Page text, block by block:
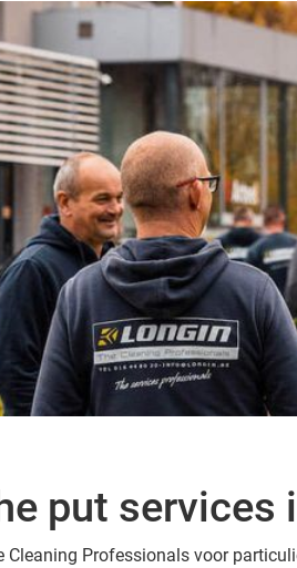
put services
Cleaning Professionals voor